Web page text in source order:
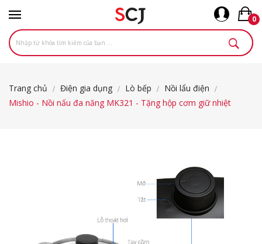
0
Trang chủ Điện gia dụng Lò bếp
Nồi lẩu điện
Mishio - Nồi nấu đa năng MK321 - Tặng hộp cơm giữ nhiệt